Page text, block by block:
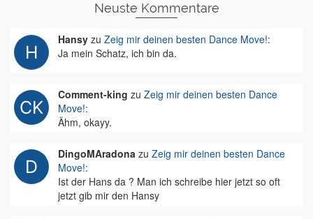
Neuste Kommentare
Hansy zu Zeig mir deinen besten Dance Move!:
Ja mein Schatz, ich bin da.
Comment-king zu Zeig mir deinen besten Dance
Move!:
Ähm, okayy.
DingoMAradona zu Zeig mir deinen besten Dance
Move!:
Ist der Hans da ? Man ich schreibe hier jetzt so oft
jetzt gib mir den Hansy